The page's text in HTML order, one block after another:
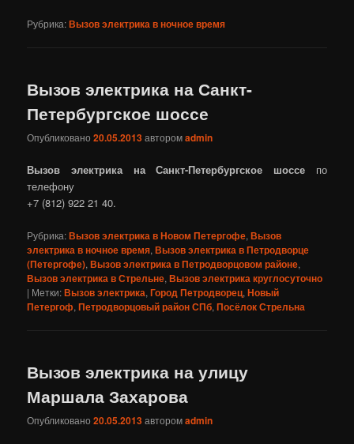
Рубрика:Вызов электрика в ночное время
Вызов электрика на Санкт-
Петербургское шоссе
Опубликовано20.05.2013авторомadmin
Вызов электрика на Санкт-Петербургское шоссе по
телефону
+7 (812) 922 21 40.
Рубрика:Вызов электрика в Новом Петергофе,Вызов
электрика в ночное время,Вызов электрика в Петродворце
(Петергофе),Вызов электрика в Петродворцовом районе,
Вызов электрика в Стрельне,Вызов электрика круглосуточно
| Метки:Вызов электрика,Город Петродворец,Новый
Петергоф,Петродворцовый район СПб,Посёлок Стрельна
Вызов электрика на улицу
Маршала Захарова
Опубликовано20.05.2013авторомadmin